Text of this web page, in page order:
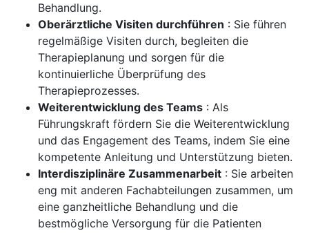
Behandlung.
Oberärztliche Visiten durchführen : Sie führen
regelmäßige Visiten durch, begleiten die
Therapieplanung und sorgen für die
kontinuierliche Überprüfung des
Therapieprozesses.
Weiterentwicklung des Teams : Als
Führungskraft fördern Sie die Weiterentwicklung
und das Engagement des Teams, indem Sie eine
kompetente Anleitung und Unterstützung bieten.
Interdisziplinäre Zusammenarbeit : Sie arbeiten
eng mit anderen Fachabteilungen zusammen, um
eine ganzheitliche Behandlung und die
bestmögliche Versorgung für die Patienten